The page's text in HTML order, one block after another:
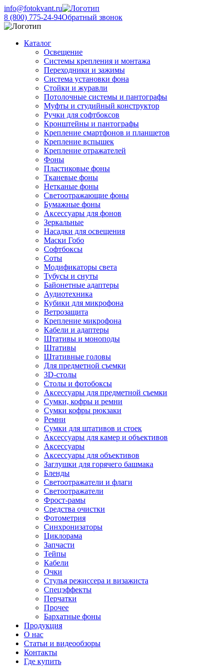
info@fotokvant.ru
8 (800) 775-24-94Обратный звонок
Каталог
Освещение
Системы крепления и монтажа
Переходники и зажимы
Система установки фона
Стойки и журавли
Потолочные системы и пантографы
Муфты и студийный конструктор
Ручки для софтбоксов
Кронштейны и пантографы
Крепление смартфонов и планшетов
Крепление вспышек
Крепление отражателей
Фоны
Пластиковые фоны
Тканевые фоны
Нетканые фоны
Светоотражающие фоны
Бумажные фоны
Аксессуары для фонов
Зеркальные
Насадки для освещения
Маски Гобо
Софтбоксы
Соты
Модификаторы света
Тубусы и снуты
Байонетные адаптеры
Аудиотехника
Кубики для микрофона
Ветрозащита
Крепление микрофона
Кабели и адаптеры
Штативы и моноподы
Штативы
Штативные головы
Для предметной съемки
3D-столы
Столы и фотобоксы
Аксессуары для предметной съемки
Сумки, кофры и ремни
Сумки кофры рюкзаки
Ремни
Сумки для штативов и стоек
Аксессуары для камер и объективов
Аксессуары
Аксессуары для объективов
Заглушки для горячего башмака
Бленды
Светоотражатели и флаги
Светоотражатели
Фрост-рамы
Средства очистки
Фотометрия
Синхронизаторы
Циклорама
Запчасти
Тейпы
Кабели
Очки
Стулья режиссера и визажиста
Спецэффекты
Перчатки
Прочее
Бархатные фоны
Продукция
О нас
Статьи и видеообзоры
Контакты
Где купить